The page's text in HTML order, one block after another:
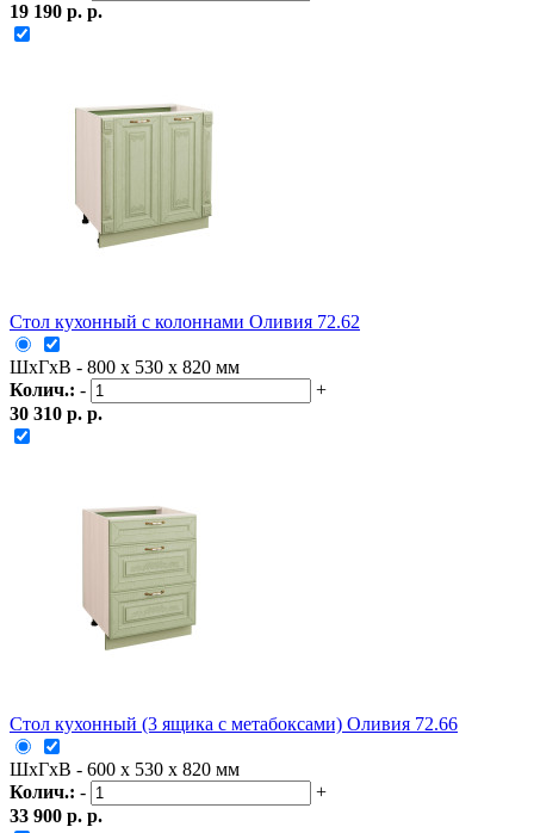
19 190 р. р.
Стол кухонный с колоннами Оливия 72.62
ШxГxВ - 800 x 530 x 820 мм
Колич.: -
+
30 310 р. р.
Стол кухонный (3 ящика с метабоксами) Оливия 72.66
ШxГxВ - 600 x 530 x 820 мм
Колич.: -
+
33 900 р. р.